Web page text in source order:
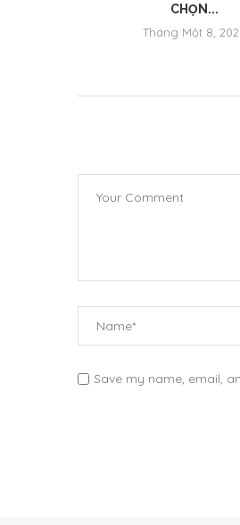
CHỌN...
Tháng Một 8,
Save my name, email,